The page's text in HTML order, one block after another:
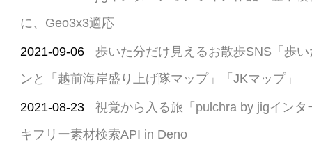
に、Geo3x3適応
2021-09-06
歩いた分だけ見えるお散歩SNS「歩
ンと「越前海岸盛り上げ隊マップ」「JKマップ」
2021-08-23
視覚から入る旅「pulchra by jigイン
キフリー素材検索API in Deno